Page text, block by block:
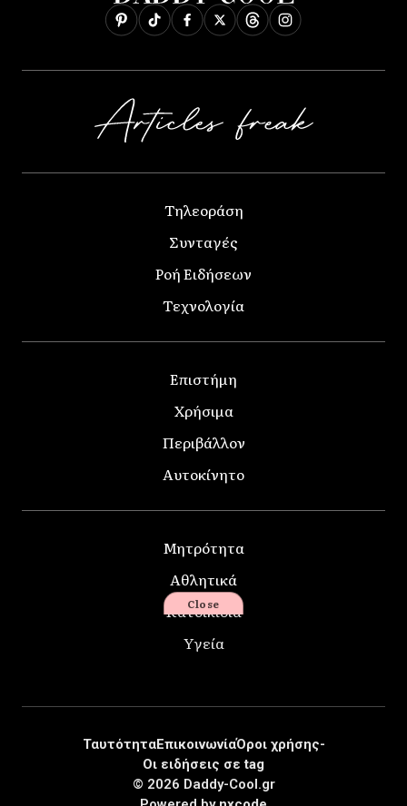
Τηλεοράση
Συνταγές
Ροή Ειδήσεων
Τεχνολογία
Επιστήμη
Χρήσιμα
Περιβάλλον
Αυτοκίνητο
Μητρότητα
Αθλητικά
Κατοικίδια
Υγεία
© 2026 Daddy-Cool.gr
ΤαυτότηταΕπικοινωνίαΌροι χρήσης-
Οι ειδήσεις σε tag
Close